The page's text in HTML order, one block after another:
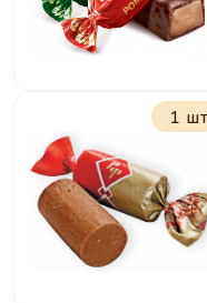
Ромашки
1 шт